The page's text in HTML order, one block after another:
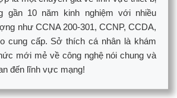
gần 10 năm kinh nghiệm với nhiều
như CCNA 200-301, CCNP, CCDA,
cung cấp. Sở thích cá nhân là khám
mới mẻ về công nghệ nói chung và
đến lĩnh vực mạng!